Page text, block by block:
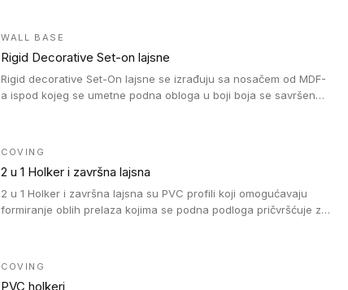
WALL BASE
Rigid Decorative Set-on lajsne
Rigid decorative Set-On lajsne se izrađuju sa nosačem od MDF-
a ispod kojeg se umetne podna obloga u boji boja se savršeno
COVING
2 u 1 Holker i završna lajsna
2 u 1 Holker i završna lajsna su PVC profili koji omogućavaju
formiranje oblih prelaza kojima se podna podloga pričvršćuje za
COVING
PVC holkeri